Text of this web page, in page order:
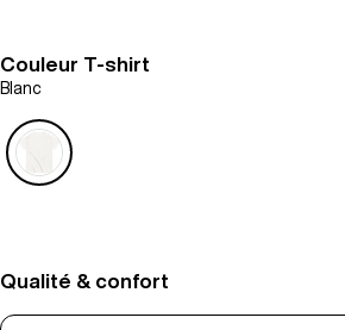
Couleur T-shirt
Blanc
Qualité & confort